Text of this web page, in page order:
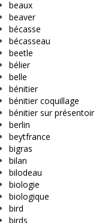
beaux
beaver
bécasse
bécasseau
beetle
bélier
belle
bénitier
bénitier coquillage
bénitier sur présentoir
berlin
beytfrance
bigras
bilan
bilodeau
biologie
biologique
bird
birds